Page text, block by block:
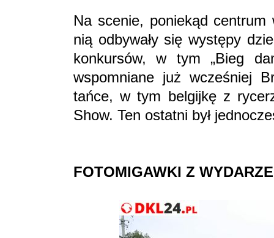
Na scenie, poniekąd
nią odbywały się występy
konkursów, w tym „Bieg
wspomniane już wcześniej
tańce, w tym belgijkę z
Show. Ten ostatni był
FOTOMIGAWKI Z